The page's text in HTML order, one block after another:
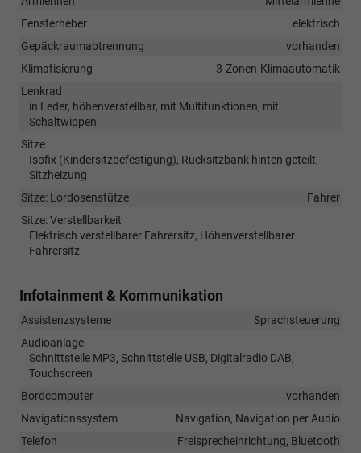
Fensterheber
elektrisch
Gepäckraumabtrennung
vorhanden
Klimatisierung
3-Zonen-Klimaautomatik
Lenkrad
in Leder, höhenverstellbar, mit Multifunktionen, mit
Schaltwippen
Sitze
Isofix (Kindersitzbefestigung), Rücksitzbank hinten geteilt,
Sitzheizung
Sitze: Lordosenstütze
Fahrer
Sitze: Verstellbarkeit
Elektrisch verstellbarer Fahrersitz, Höhenverstellbarer
Fahrersitz
Infotainment & Kommunikation
Assistenzsysteme
Sprachsteuerung
Audioanlage
Schnittstelle MP3, Schnittstelle USB, Digitalradio DAB,
Touchscreen
Bordcomputer
vorhanden
Navigationssystem
Navigation, Navigation per Audio
Telefon
Freisprecheinrichtung, Bluetooth